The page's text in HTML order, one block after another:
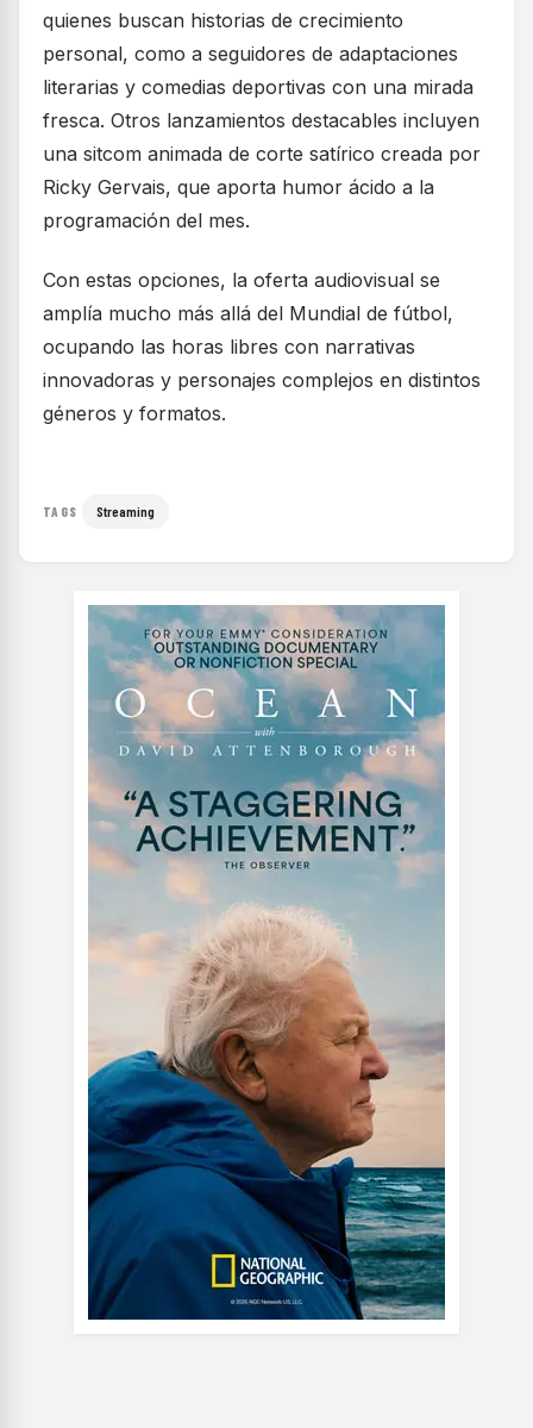
quienes buscan historias de crecimiento
personal, como a seguidores de adaptaciones
literarias y comedias deportivas con una mirada
fresca. Otros lanzamientos destacables incluyen
una sitcom animada de corte satírico creada por
Ricky Gervais, que aporta humor ácido a la
programación del mes.
Con estas opciones, la oferta audiovisual se
amplía mucho más allá del Mundial de fútbol,
ocupando las horas libres con narrativas
innovadoras y personajes complejos en distintos
géneros y formatos.
TAGS Streaming